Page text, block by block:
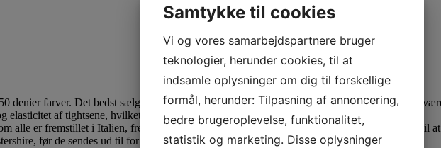
denier farver. Det bedst sælgende udvalg af 50 Denier Opaque Tights fra Pamela Mann bør
elasticitet af tightsene, hvilket resulterer i overlegen komfort.
alle er fremstillet i Italien, fremstillet i høj kvalitet. Som en del af Pamela Manns dedikation til
før de sendes ud til forhandlere over hele verden.
Samtykke til cookies
Vi og vores samarbejdspartnere bruger
teknologier, herunder cookies, til at
indsamle oplysninger om dig til forskellige
formål, herunder: Tilpasning af annoncering,
bedre brugeroplevelse, funktionalitet,
statistik og marketing. Disse oplysninger